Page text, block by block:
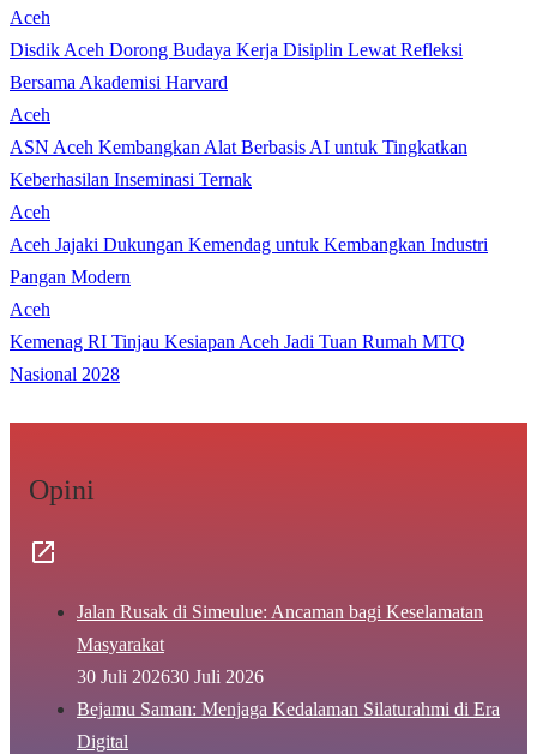
Aceh
Disdik Aceh Dorong Budaya Kerja Disiplin Lewat Refleksi
Bersama Akademisi Harvard
Aceh
ASN Aceh Kembangkan Alat Berbasis AI untuk Tingkatkan
Keberhasilan Inseminasi Ternak
Aceh
Aceh Jajaki Dukungan Kemendag untuk Kembangkan Industri
Pangan Modern
Aceh
Kemenag RI Tinjau Kesiapan Aceh Jadi Tuan Rumah MTQ
Nasional 2028
Opini
Jalan Rusak di Simeulue: Ancaman bagi Keselamatan
Masyarakat
30 Juli 202630 Juli 2026
Bejamu Saman: Menjaga Kedalaman Silaturahmi di Era
Digital